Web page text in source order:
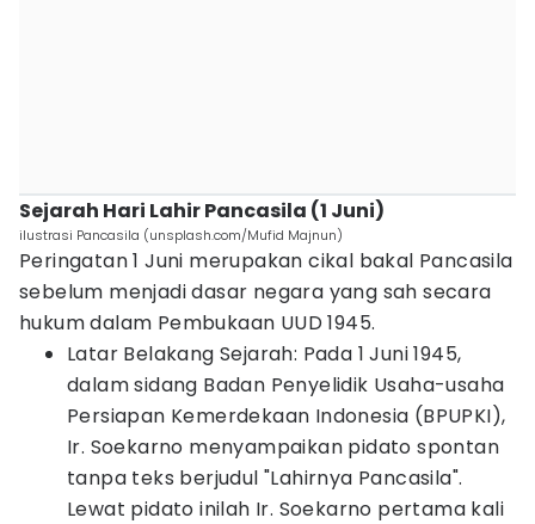
Sejarah Hari Lahir Pancasila (1 Juni)
ilustrasi Pancasila (unsplash.com/Mufid Majnun)
Peringatan 1 Juni merupakan cikal bakal Pancasila
sebelum menjadi dasar negara yang sah secara
hukum dalam Pembukaan UUD 1945.
Latar Belakang Sejarah: Pada 1 Juni 1945,
dalam sidang Badan Penyelidik Usaha-usaha
Persiapan Kemerdekaan Indonesia (BPUPKI),
Ir. Soekarno menyampaikan pidato spontan
tanpa teks berjudul "Lahirnya Pancasila".
Lewat pidato inilah Ir. Soekarno pertama kali